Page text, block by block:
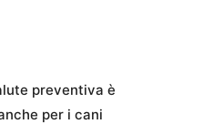
preventiva è
per i cani